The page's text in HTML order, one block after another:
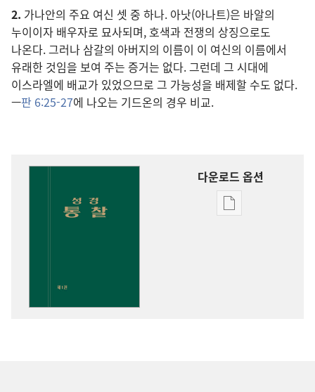
2. 가나안의 주요 여신 셋 중 하나. 아낫(아나트)은 바알의
누이이자 배우자로 묘사되며, 호색과 전쟁의 상징으로도
나온다. 그러나 삼갈의 아버지의 이름이 이 여신의 이름에서
유래한 것임을 보여 주는 증거는 없다. 그런데 그 시대에
이스라엘에 배교가 있었으므로 그 가능성을 배제할 수도 없다.
—판 6:25-27에 나오는 기드온의 경우 비교.
다운로드 옵션
출판물